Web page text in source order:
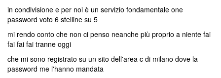
in condivisione e per noi è un servizio fondamentale one
password voto 6 stelline su 5
mi rendo conto che non ci penso neanche più proprio a niente fai
fai fai fai tranne oggi
che mi sono registrato su un sito dell'area c di milano dove la
password me l'hanno mandata